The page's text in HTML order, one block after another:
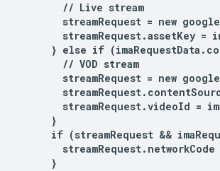
        // Live stream
streamRequest = new
streamRequest.assetKey =
} else if
        // VOD stream
streamRequest = new
streamRequest.videoId =
      }
if (streamRequest &&
      }